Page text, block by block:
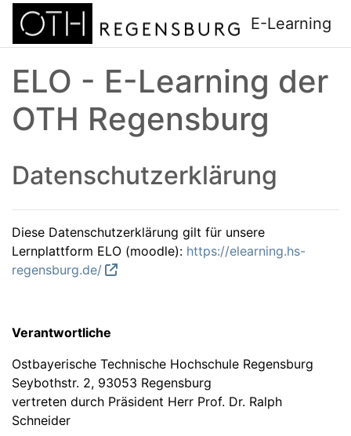
Zum Hauptinhalt
E-Learning
ELO - E-Learning der
OTH Regensburg
Datenschutzerklärung
Diese Datenschutzerklärung gilt für unsere
Lernplattform ELO (moodle): https://elearning.hs-
regensburg.de/
Verantwortliche
Ostbayerische Technische Hochschule Regensburg
Seybothstr. 2, 93053 Regensburg
vertreten durch Präsident Herr Prof. Dr. Ralph
Schneider